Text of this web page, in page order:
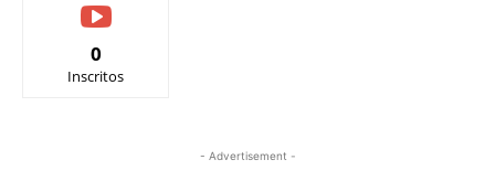
0
Inscritos
- Advertisement -